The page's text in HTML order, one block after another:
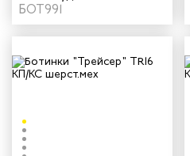
"Трейсер" BX21 для
ИТР цвет черный/
коричневый
БОТ991